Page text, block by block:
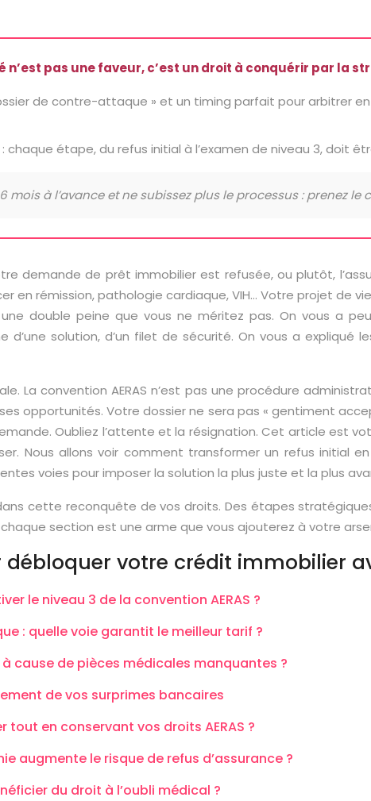
pas une faveur, c’est un droit à conquérir par la
de contre-attaque » et un timing parfait pour arbitrer
: chaque étape, du refus initial à l’examen de niveau 3, doit
à l’avance et ne subissez plus le processus : prenez le
demande de prêt immobilier est refusée, ou plutôt,
en rémission, pathologie cardiaque, VIH… Votre projet de
double peine que vous ne méritez pas. On vous a
solution, d’un filet de sécurité. On vous a expliqué
La convention AERAS n’est pas une procédure
opportunités. Votre dossier ne sera pas « gentiment
Oubliez l’attente et la résignation. Cet article est
Nous allons voir comment transformer un refus initial
voies pour imposer la solution la plus juste et la plus
cette reconquête de vos droits. Des étapes
section est une arme que vous ajouterez à votre
votre crédit immobilier
le niveau 3 de la convention AERAS ?
: quelle voie garantit le meilleur tarif ?
à cause de pièces médicales manquantes ?
de vos surprimes bancaires
en conservant vos droits AERAS ?
augmente le risque de refus d’assurance ?
du droit à l’oubli médical ?